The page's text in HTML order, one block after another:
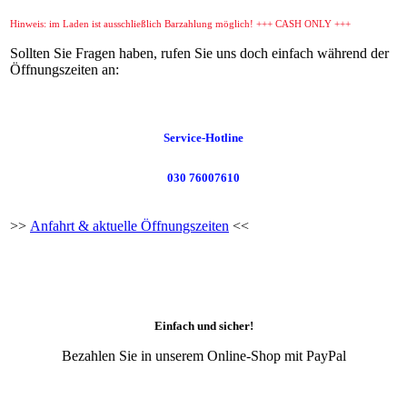
Hinweis: im Laden ist ausschließlich Barzahlung möglich! +++ CASH ONLY +++
Sollten Sie Fragen haben, rufen Sie uns doch einfach während der
Öffnungszeiten an:
Service-Hotline
030 76007610
>> Anfahrt & aktuelle Öffnungszeiten <<
Einfach und sicher!
Bezahlen Sie in unserem Online-Shop mit PayPal